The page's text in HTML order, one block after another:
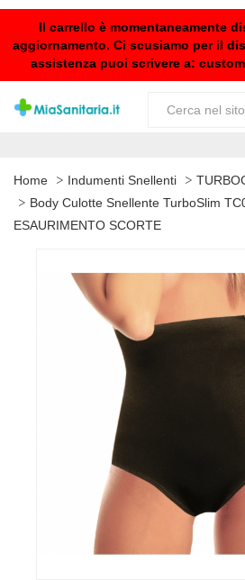
Il carrello è momentaneamente
aggiornamento. Ci scusiamo per il
assistenza puoi scrivere a:
Home Indumenti Snellenti
Body Culotte Snellente TurboSlim
ESAURIMENTO SCORTE